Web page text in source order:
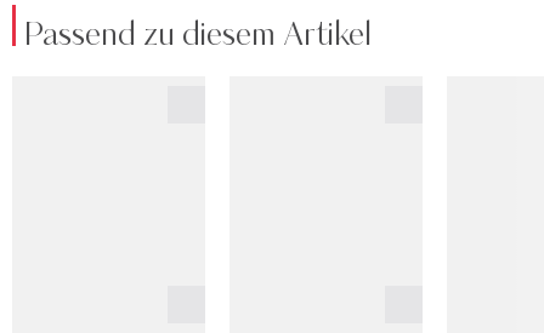
Passend zu diesem Artikel